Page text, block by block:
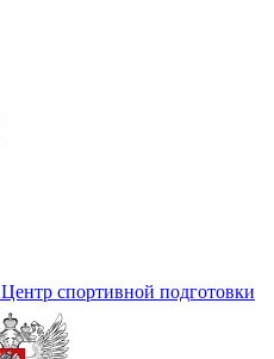
Центр спортивной подготовки